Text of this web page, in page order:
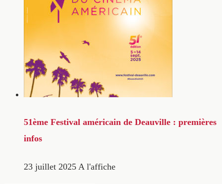
51ème Festival américain de Deauville : premières
infos
23 juillet 2025 A l'affiche